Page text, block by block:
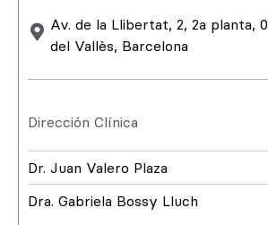
Av. de la Llibertat, 2, 2a planta,
del Vallès, Barcelona
Dirección Clínica
Dr. Juan Valero Plaza
Dra. Gabriela Bossy Lluch